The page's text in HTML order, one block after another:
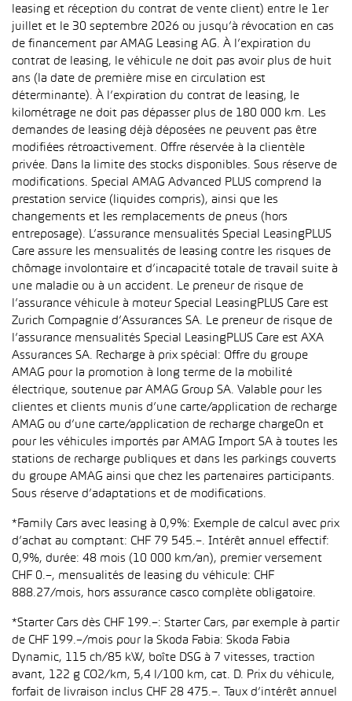
leasing et réception du contrat de vente client) entre le 1er
juillet et le 30 septembre 2026 ou jusqu’à révocation en cas
de financement par AMAG Leasing AG. À l’expiration du
contrat de leasing, le véhicule ne doit pas avoir plus de huit
ans (la date de première mise en circulation est
déterminante). À l’expiration du contrat de leasing, le
kilométrage ne doit pas dépasser plus de 180 000 km. Les
demandes de leasing déjà déposées ne peuvent pas être
modifiées rétroactivement. Offre réservée à la clientèle
privée. Dans la limite des stocks disponibles. Sous réserve de
modifications. Special AMAG Advanced PLUS comprend la
prestation service (liquides compris), ainsi que les
changements et les remplacements de pneus (hors
entreposage). L’assurance mensualités Special LeasingPLUS
Care assure les mensualités de leasing contre les risques de
chômage involontaire et d’incapacité totale de travail suite à
une maladie ou à un accident. Le preneur de risque de
l’assurance véhicule à moteur Special LeasingPLUS Care est
Zurich Compagnie d’Assurances SA. Le preneur de risque de
l’assurance mensualités Special LeasingPLUS Care est AXA
Assurances SA. Recharge à prix spécial: Offre du groupe
AMAG pour la promotion à long terme de la mobilité
électrique, soutenue par AMAG Group SA. Valable pour les
clientes et clients munis d’une carte/application de recharge
AMAG ou d’une carte/application de recharge chargeOn et
pour les véhicules importés par AMAG Import SA à toutes les
stations de recharge publiques et dans les parkings couverts
du groupe AMAG ainsi que chez les partenaires participants.
Sous réserve d’adaptations et de modifications.
*Family Cars avec leasing à 0,9%: Exemple de calcul avec prix
d’achat au comptant: CHF 79 545.–. Intérêt annuel effectif:
0,9%, durée: 48 mois (10 000 km/an), premier versement
CHF 0.–, mensualités de leasing du véhicule: CHF
888.27/mois, hors assurance casco complète obligatoire.
*Starter Cars dès CHF 199.–: Starter Cars, par exemple à partir
de CHF 199.–/mois pour la Skoda Fabia: Skoda Fabia
Dynamic, 115 ch/85 kW, boîte DSG à 7 vitesses, traction
avant, 122 g CO2/km, 5,4 l/100 km, cat. D. Prix du véhicule,
forfait de livraison inclus CHF 28 475.–. Taux d’intérêt annuel